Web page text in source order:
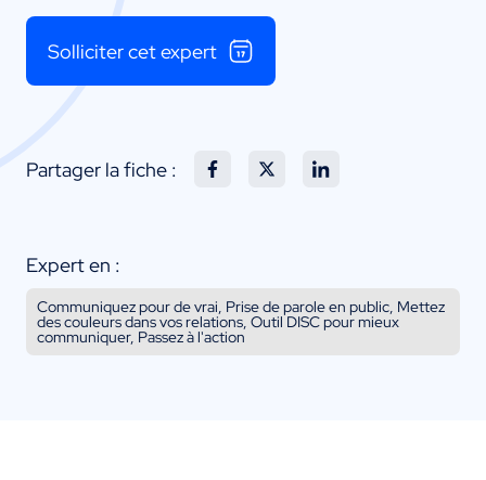
Solliciter cet expert
Partager la fiche :
Expert en :
Communiquez pour de vrai, Prise de parole en public, Mettez
des couleurs dans vos relations, Outil DISC pour mieux
communiquer, Passez à l'action